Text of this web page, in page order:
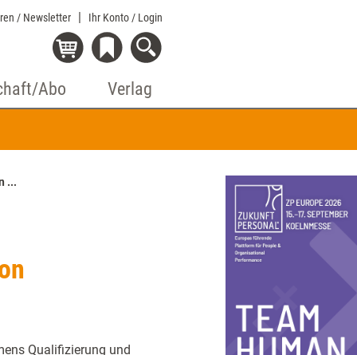
/ Newsletter Ihr Konto / Login
Abo Verlag
...
Qualifizierung und